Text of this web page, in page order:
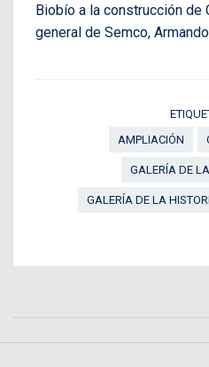
Biobío a la construcción de
general de Semco,
AMPLIACIÓN
GALERÍA DE
GALERÍA DE LA